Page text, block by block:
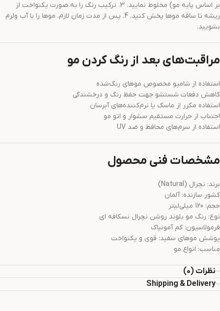
بر اساس پایه مو) مخلوط نمایید. 3. ترکیب رنگ را به صورت یکنواخت از
ریشه تا ساقه موها پخش کنید. 4. پس از مدت زمان لازم، موها را با آب ولرم
بشویید.
مراقبت‌های بعد از رنگ کردن مو
استفاده از شامپو مخصوص موهای رنگ‌شده
کاهش دفعات شستشو جهت حفظ رنگ و درخشندگی
استفاده مکرر از ماسک یا نرم‌کننده‌های آبرسان
اجتناب از حرارت مستقیم سشوار و اتو مو
استفاده از سرم‌های محافظ و ضد UV
مشخصات فنی محصول
برند: نچرال (Natural)
کشور سازنده: آلمان
حجم: 120 میلی‌لیتر
نوع: رنگ مو بلوند روشن نچرال نسکافه‌ ای
فرمولاسیون: کم آمونیاک
پوشش موهای سفید: قوی و یکنواخت
مناسب: انواع مو
نظرات (0)
Shipping & Delivery